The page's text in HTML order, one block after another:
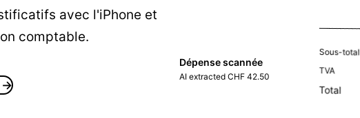
avec l'iPhone et
comptable.
→
Sous-total
TVA
Total
Dépense scannée
AI extracted CHF 42.50